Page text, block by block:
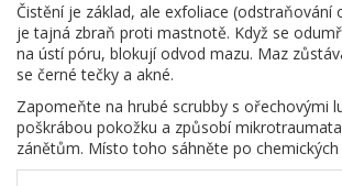
Čistění je základ, ale exfoliace (odstraňování
je tajná zbraň proti mastnotě. Když se
na ústí póru, blokují odvod mazu. Maz
se černé tečky a akné.
Zapomeňte na hrubé scrubby s ořechovými
poškrábou pokožku a způsobí
zánětům. Místo toho sáhněte po